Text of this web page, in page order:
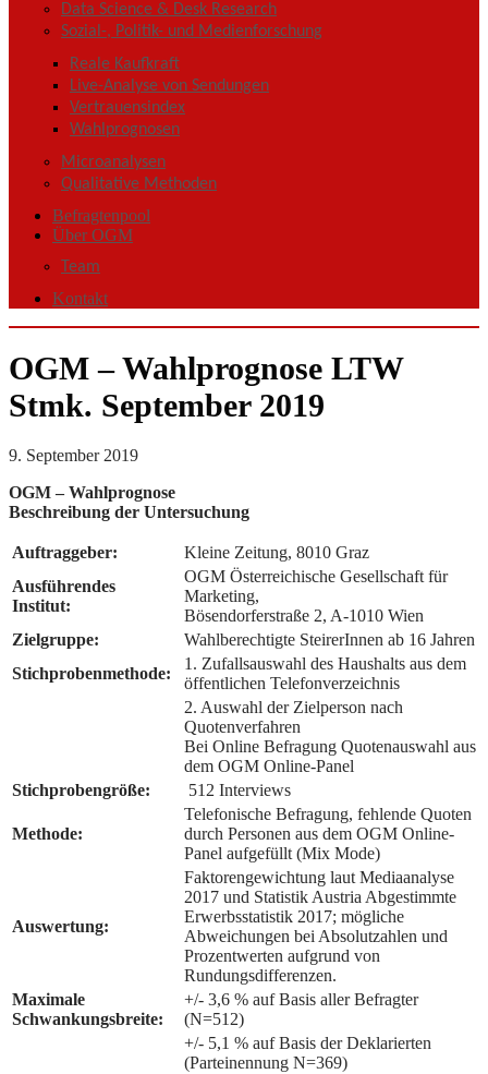
Data Science & Desk Research
Sozial-, Politik- und Medienforschung
Reale Kaufkraft
Live-Analyse von Sendungen
Vertrauensindex
Wahlprognosen
Microanalysen
Qualitative Methoden
Befragtenpool
Über OGM
Team
Kontakt
OGM – Wahlprognose LTW
Stmk. September 2019
9. September 2019
OGM – Wahlprognose
Beschreibung der Untersuchung
Auftraggeber:
Kleine Zeitung, 8010 Graz
Ausführendes
Institut:
OGM Österreichische Gesellschaft für
Marketing,
Bösendorferstraße 2, A-1010 Wien
Zielgruppe:
Wahlberechtigte SteirerInnen ab 16 Jahren
Stichprobenmethode:
1. Zufallsauswahl des Haushalts aus dem
öffentlichen Telefonverzeichnis
2. Auswahl der Zielperson nach
Quotenverfahren
Bei Online Befragung Quotenauswahl aus
dem OGM Online-Panel
Stichprobengröße:
512 Interviews
Methode:
Telefonische Befragung, fehlende Quoten
durch Personen aus dem OGM Online-
Panel aufgefüllt (Mix Mode)
Auswertung:
Faktorengewichtung laut Mediaanalyse
2017 und Statistik Austria Abgestimmte
Erwerbsstatistik 2017; mögliche
Abweichungen bei Absolutzahlen und
Prozentwerten aufgrund von
Rundungsdifferenzen.
Maximale
Schwankungsbreite:
+/- 3,6 % auf Basis aller Befragter
(N=512)
+/- 5,1 % auf Basis der Deklarierten
(Parteinennung N=369)